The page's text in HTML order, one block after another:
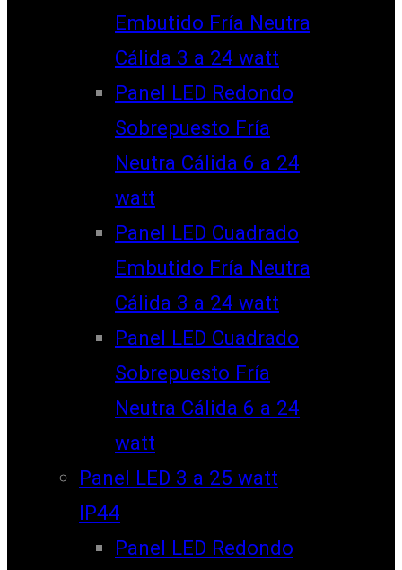
Embutido Fría Neutra
Cálida 3 a 24 watt
Panel LED Redondo
Sobrepuesto Fría
Neutra Cálida 6 a 24
watt
Panel LED Cuadrado
Embutido Fría Neutra
Cálida 3 a 24 watt
Panel LED Cuadrado
Sobrepuesto Fría
Neutra Cálida 6 a 24
watt
Panel LED 3 a 25 watt
IP44
Panel LED Redondo